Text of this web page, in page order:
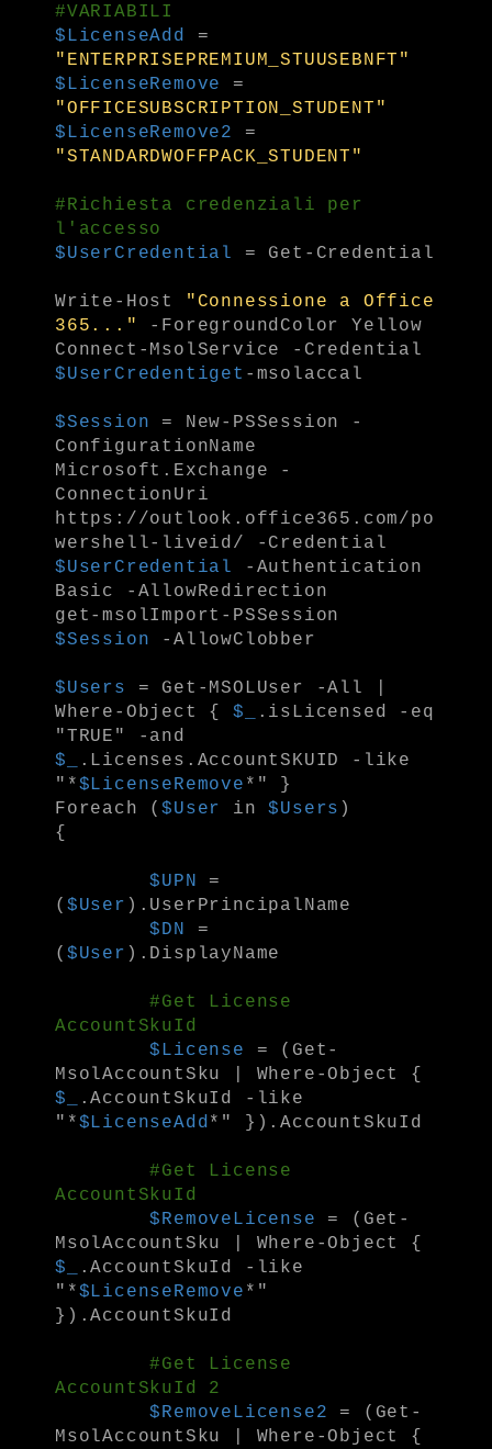
#VARIABILI
$LicenseAdd
=
"ENTERPRISEPREMIUM_STUUSEBNFT"
$LicenseRemove
=
"OFFICESUBSCRIPTION_STUDENT"
$LicenseRemove2
=
"STANDARDWOFFPACK_STUDENT"
#Richiesta credenziali per
l'accesso
$UserCredential
= Get-Credential
Write-Host
"Connessione a Office
365..."
-ForegroundColor Yellow
Connect-MsolService -Credential
$UserCredentiget -msolaccal
$Session = New-PSSession -
ConfigurationName
Microsoft.Exchange -
ConnectionUri
https://outlook.office365.com/po
wershell-liveid/ -Credential
$UserCredential
-Authentication
Basic -AllowRedirection
get-msolImport-PSSession
$Session -AllowClobber
$Users
= Get-MSOLUser -All |
Where-Object {$_
.isLicensed -eq
"TRUE" -and
$_
.Licenses.AccountSKUID -like
"*$LicenseRemove *" }
Foreach ($User in$Users )
{
$UPN
=
( $User ).UserPrincipalName
$DN
=
( $User ).DisplayName
#Get License
AccountSkuId
$License
= (Get-
MsolAccountSku | Where-Object {
$_
.AccountSkuId -like
"*$LicenseAdd *" }).AccountSkuId
#Get License
AccountSkuId
$RemoveLicense = (Get-
MsolAccountSku | Where-Object {
$_
.AccountSkuId -like
"*$LicenseRemove *"
}).AccountSkuId
#Get License
AccountSkuId 2
$RemoveLicense2 = (Get-
MsolAccountSku | Where-Object {